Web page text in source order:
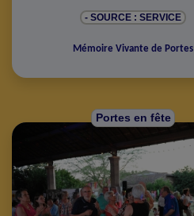
- SOURCE : SERVICE
Mémoire Vivante de Portes
Portes en fête